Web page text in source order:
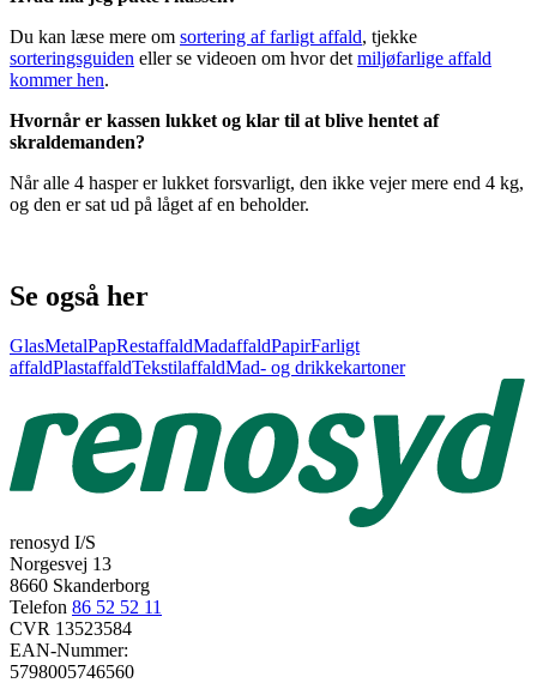
Du kan læse mere om sortering af farligt affald, tjekke
sorteringsguiden eller se videoen om hvor det miljøfarlige affald
kommer hen.
Hvornår er kassen lukket og klar til at blive hentet af
skraldemanden?
Når alle 4 hasper er lukket forsvarligt, den ikke vejer mere end 4 kg,
og den er sat ud på låget af en beholder.
Se også her
GlasMetalPapRestaffaldMadaffaldPapirFarligt
affaldPlastaffaldTekstilaffaldMad- og drikkekartoner
renosyd I/S
Norgesvej 13
8660 Skanderborg
Telefon 86 52 52 11
CVR 13523584
EAN-Nummer:
5798005746560